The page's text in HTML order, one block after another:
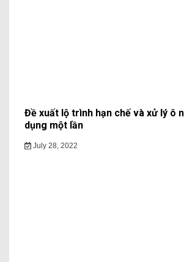
Đề xuất lộ trình hạn chế và xử lý ô
dụng một lần
July 28, 2022